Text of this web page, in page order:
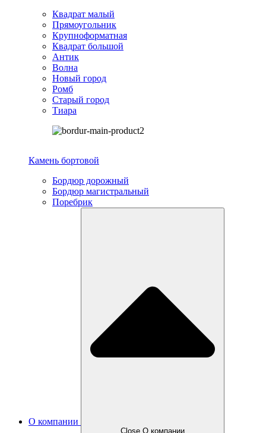
Квадрат малый
Прямоугольник
Крупноформатная
Квадрат большой
Антик
Волна
Новый город
Ромб
Старый город
Тиара
Камень бортовой
Бордюр дорожный
Бордюр магистральный
Поребрик
О компании
Close О компании